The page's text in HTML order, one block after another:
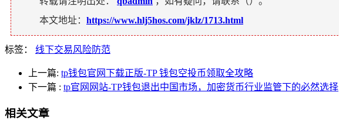
本文地址： https://www.hlj5hos.com/jklz/1713.html
标签： 线下交易风险防范
上一篇: tp钱包官网下载正版-TP 钱包空投币领取全攻略
下一篇 : tp官网网站-TP钱包退出中国市场，加密货币行业监管下的必然选择
相关文章